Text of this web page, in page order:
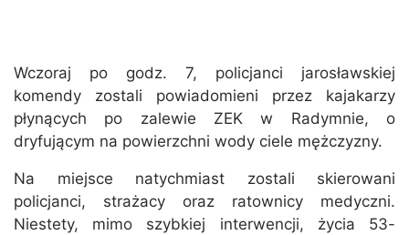
Wczoraj po godz. 7, policjanci jarosławskiej
komendy zostali powiadomieni przez kajakarzy
płynących po zalewie ZEK w Radymnie, o
dryfującym na powierzchni wody ciele mężczyzny.
Na miejsce natychmiast zostali skierowani
policjanci, strażacy oraz ratownicy medyczni.
Niestety, mimo szybkiej interwencji, życia 53-